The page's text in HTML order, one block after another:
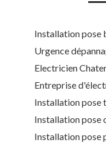
Installation pose
Urgence
Electricien
Entreprise
Installation pose
Installation pose
Installation pose